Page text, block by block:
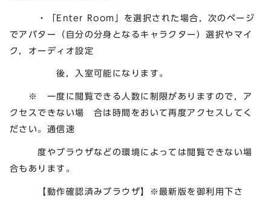
・「Enter Room」を選択された場合，次のページ
でアバター（自分の分身となるキャラクター）選択やマイ
ク，オーディオ設定
後，入室可能になります。
※ 一度に閲覧できる人数に制限がありますので，ア
クセスできない場 合は時間をおいて再度アクセスしてく
ださい。通信速
度やブラウザなどの環境によっては閲覧できない場
合もあります。
【動作確認済みブラウザ】※最新版を御利用下さ